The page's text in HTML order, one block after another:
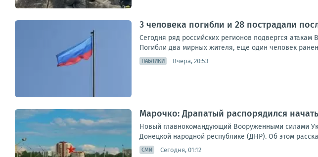
3 человека погибли и 28 пострадали
Сегодня ряд российских регионов подвергся
Погибли два мирных жителя, еще один человек
ПАБЛИКИ Вчера, 20:53
Марочко: Драпатый распорядился
Новый главнокомандующий Вооруженными силами
Донецкой народной республике (ДНР). Об этом
СМИ Сегодня, 01:12